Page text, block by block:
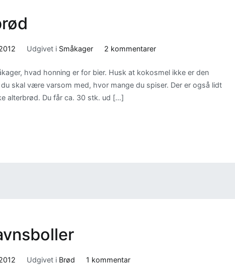
Udgivet i Småkager 2 kommentarertil
Fedtebrød
hvad honning er for bier. Husk at kokosmel ikke er den
skal være varsom med, hvor mange du spiser. Der er også lidt
alterbrød. Du får ca. 30 stk. ud […]
Udgivet i Brød 1 kommentartil